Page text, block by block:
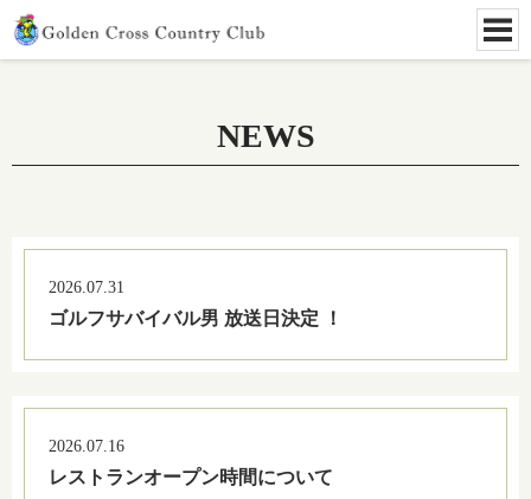
NEWS
2026.07.31
ゴルフサバイバル男 放送日決定 ！
2026.07.16
レストランオープン時間について